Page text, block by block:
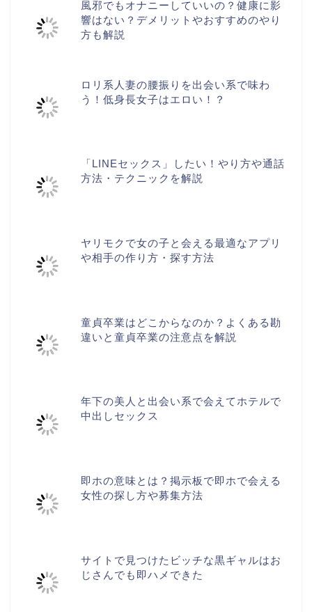
風邪でもオナニーしていいの？健康に影
響はない？デメリットやおすすめのやり
方も解説
ロリ系人妻の腰振りを出会い系で味わ
う！低身長女子はエロい！？
「LINEセックス」したい！やり方や通話
方法・テクニックを解説
ヤリモクで女の子と会える最適なアプリ
や相手の作り方・探す方法
童貞卒業はどこからなのか？よくある勘
違いと童貞卒業の注意点を解説
年下の美人と出会い系で会えてホテルで
中出しセックス
即ホの意味とは？掲示板で即ホで会える
女性の探し方や募集方法
サイトで見つけたビッチな黒ギャルはお
じさんでも即ハメできた